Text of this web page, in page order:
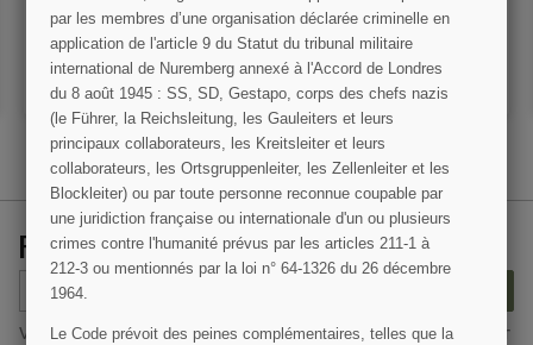
(1 avis)
VOIR LE DÉTAIL
AJOUTER AU PANIER
VOIR LE DÉTAIL
AJOUTER AU PANIER
RECEVEZ NOS OFFRES SPÉCIALES
Vous pouvez vous désinscrire à tout moment. Vous trouverez pour
par les membres d’une organisation déclarée criminelle en
application de l'article 9 du Statut du tribunal militaire
international de Nuremberg annexé à l'Accord de Londres
du 8 août 1945 : SS, SD, Gestapo, corps des chefs nazis
(le Führer, la Reichsleitung, les Gauleiters et leurs
principaux collaborateurs, les Kreitsleiter et leurs
collaborateurs, les Ortsgruppenleiter, les Zellenleiter et les
Blockleiter) ou par toute personne reconnue coupable par
une juridiction française ou internationale d'un ou plusieurs
crimes contre l'humanité prévus par les articles 211-1 à
212-3 ou mentionnés par la loi n° 64-1326 du 26 décembre
1964.
Le Code prévoit des peines complémentaires, telles que la